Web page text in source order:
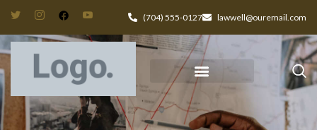
(704) 555-0127 lawwell@ouremail.com